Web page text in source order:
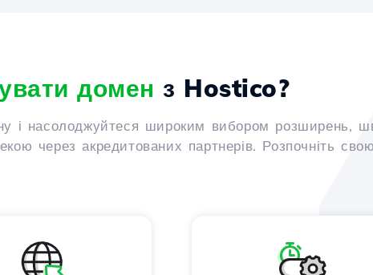
домен з Hostico?
і насолоджуйтеся широким вибором розширень,
через акредитованих партнерів. Розпочніть